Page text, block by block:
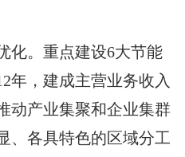
。重点建设6大节能
年，建成主营业务收入
动产业集聚和企业集群
、各具特色的区域分工